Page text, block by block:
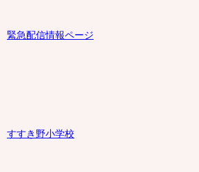
緊急配信情報ページ
すすき野小学校